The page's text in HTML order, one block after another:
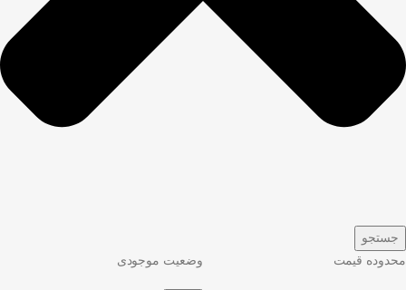
جستجو
محدوده قیمت
وضعیت موجودی